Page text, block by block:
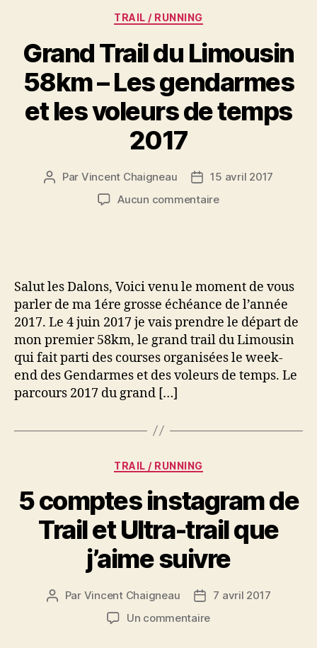
Catégories
TRAIL / RUNNING
Grand Trail du Limousin
58km – Les gendarmes
et les voleurs de temps
2017
Auteur
Par Vincent Chaigneau
Date
de
15 avril 2017
Aucun commentairesur
–
Les
gendarmes
et
les
voleurs
Salut les Dalons, Voici venu le moment de vous
parler de ma 1ére grosse échéance de l’année
2017. Le 4 juin 2017 je vais prendre le départ de
mon premier 58km, le grand trail du Limousin
qui fait parti des courses organisées le week-
end des Gendarmes et des voleurs de temps. Le
parcours 2017 du grand […]
Catégories
TRAIL / RUNNING
5 comptes instagram de
Trail et Ultra-trail que
j’aime suivre
Auteur
Par Vincent Chaigneau
Date
de
7 avril 2017
Un commentairesur